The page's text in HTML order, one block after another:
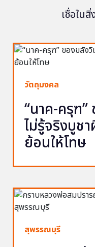
เชื่อใน
วัตถุมงคล
“นาค-ครุฑ
ไม่รู้จริงบูช
ย้อนให้โทษ
สุพรรณบุรี